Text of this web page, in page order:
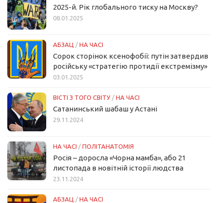
2025-й. Рік глобального тиску на Москву?
08.01.2025
АБЗАЦ / НА ЧАСІ
Сорок сторінок ксенофобії: путін затвердив
російську «стратегію протидії екстремізму»
03.01.2025
ВІСТІ З ТОГО СВІТУ / НА ЧАСІ
Сатанинський шабаш у Астані
29.11.2024
НА ЧАСІ / ПОЛІТАНАТОМІЯ
Росія – доросла «Чорна мамба», або 21
листопада в новітній історії людства
23.11.2024
АБЗАЦ / НА ЧАСІ